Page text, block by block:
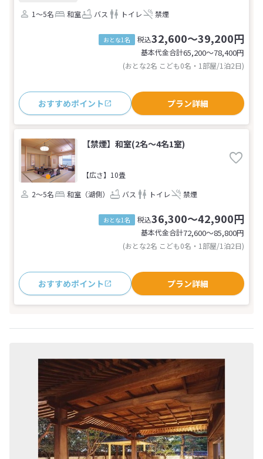
1～5名
和室 バス トイレ 禁煙
おとな1名 税込32,600～39,200円
基本代金合計65,200〜78,400円
(おとな2名 こども0名・1部屋/1泊2日)
おすすめポイント プラン詳細
【禁煙】和室(2名～4名1室)
【広さ】10畳
2～5名
和室（湖側） バス トイレ 禁煙
おとな1名 税込36,300～42,900円
基本代金合計72,600〜85,800円
(おとな2名 こども0名・1部屋/1泊2日)
おすすめポイント プラン詳細